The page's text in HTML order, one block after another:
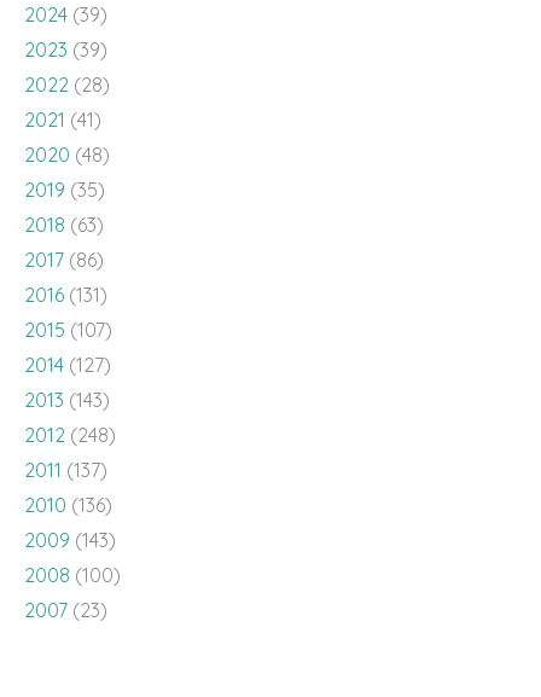
2024 (39)
2023 (39)
2022 (28)
2021 (41)
2020 (48)
2019 (35)
2018 (63)
2017 (86)
2016 (131)
2015 (107)
2014 (127)
2013 (143)
2012 (248)
2011 (137)
2010 (136)
2009 (143)
2008 (100)
2007 (23)